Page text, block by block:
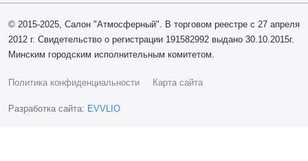
© 2015-2025, Салон "Атмосферный". В торговом реестре с 27 апреля
2012 г. Свидетельство о регистрации 191582992 выдано 30.10.2015г.
Минским городским исполнительным комитетом.
Политика конфиденциальности Карта сайта
Разработка сайта: EVVLIO